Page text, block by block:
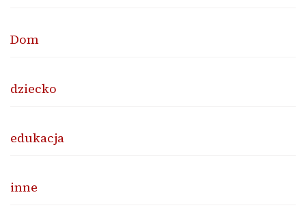
Dom
dziecko
edukacja
inne